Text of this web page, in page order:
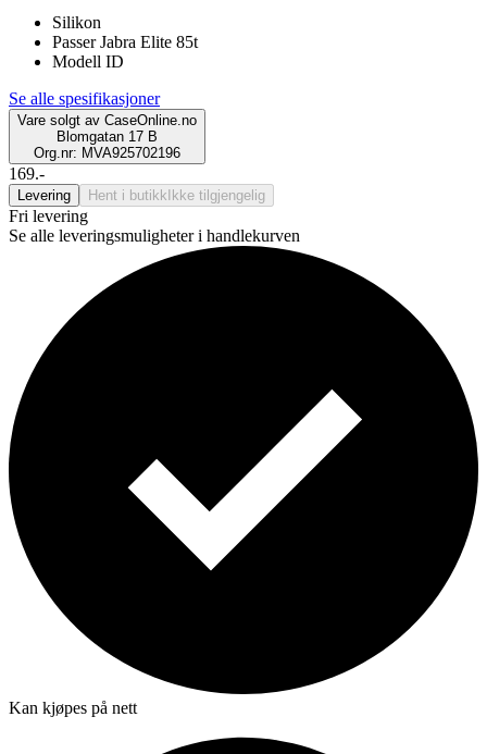
Silikon
Passer Jabra Elite 85t
Modell ID
Se alle spesifikasjoner
Vare solgt av CaseOnline.no
Blomgatan 17 B
Org.nr: MVA925702196
169.-
Levering Hent i butikk Ikke tilgjengelig
Fri levering
Se alle leveringsmuligheter i handlekurven
Kan kjøpes på nett